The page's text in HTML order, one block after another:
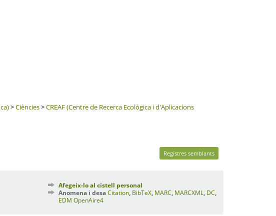
>Ciències>CREAF (Centre de Recerca Ecològica i d'Aplicacions
Registres semblants
Afegeix-lo al cistell personal
Anomena i desaCitation BibTeX MARC MARCXML DC
EDM OpenAire4